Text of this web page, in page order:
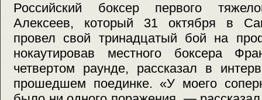
Российский боксер первого
Алексеев, который 31 октября в
провел свой тринадцатый бой на
нокаутировав местного боксера
четвертом раунде, рассказал в
прошедшем поединке. «У моего